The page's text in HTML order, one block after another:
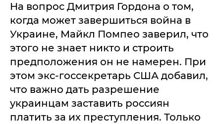
На вопрос Дмитрия Гордона о том,
когда может завершиться война в
Украине, Майкл Помпео заверил, что
этого не знает никто и строить
предположения он не намерен. При
этом экс-госсекретарь США добавил,
что важно дать разрешение
украинцам заставить россиян
платить за их преступления. Только